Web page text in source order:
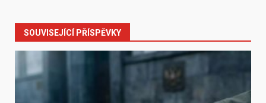
SOUVISEJÍCÍ PŘÍSPĚVKY